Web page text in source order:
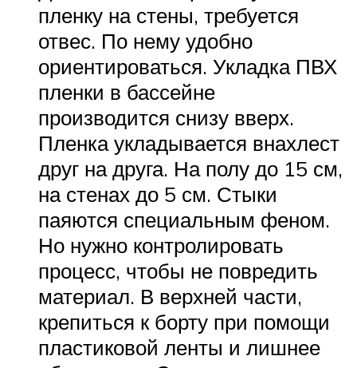
пленку на стены, требуется
отвес. По нему удобно
ориентироваться. Укладка ПВХ
пленки в бассейне
производится снизу вверх.
Пленка укладывается внахлест
друг на друга. На полу до 15 см,
на стенах до 5 см. Стыки
паяются специальным феном.
Но нужно контролировать
процесс, чтобы не повредить
материал. В верхней части,
крепиться к борту при помощи
пластиковой ленты и лишнее